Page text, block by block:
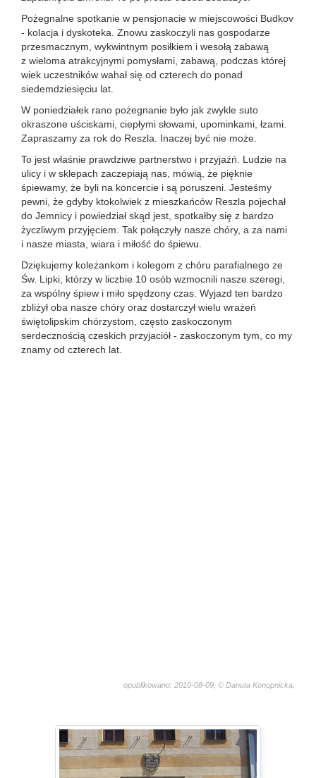
Pożegnalne spotkanie w pensjonacie w miejscowości Budkov
- kolacja i dyskoteka. Znowu zaskoczyli nas gospodarze
przesmacznym, wykwintnym posiłkiem i wesołą zabawą
z wieloma atrakcyjnymi pomysłami, zabawą, podczas której
wiek uczestników wahał się od czterech do ponad
siedemdziesięciu lat.
W poniedziałek rano pożegnanie było jak zwykle suto
okraszone uściskami, ciepłymi słowami, upominkami, łzami.
Zapraszamy za rok do Reszla. Inaczej być nie może.
To jest właśnie prawdziwe partnerstwo i przyjaźń. Ludzie na
ulicy i w sklepach zaczepiają nas, mówią, że pięknie
śpiewamy, że byli na koncercie i są poruszeni. Jesteśmy
pewni, że gdyby ktokolwiek z mieszkańców Reszla pojechał
do Jemnicy i powiedział skąd jest, spotkałby się z bardzo
życzliwym przyjęciem. Tak połączyły nasze chóry, a za nami
i nasze miasta, wiara i miłość do śpiewu.
Dziękujemy koleżankom i kolegom z chóru parafialnego ze
Św. Lipki, którzy w liczbie 10 osób wzmocnili nasze szeregi,
za wspólny śpiew i miło spędzony czas. Wyjazd ten bardzo
zbliżył oba nasze chóry oraz dostarczył wielu wrażeń
świętolipskim chórzystom, często zaskoczonym
serdecznością czeskich przyjaciół - zaskoczonym tym, co my
znamy od czterech lat.
opublikowano: 2010-08-09, © Danuta Konopnicka,